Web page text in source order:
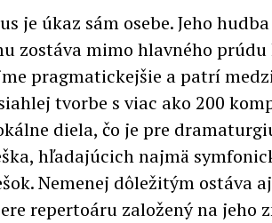
je úkaz sám osebe. Jeho
zostáva mimo hlavného
pragmatickejšie a patrí
tvorbe s viac ako 200
diela, čo je pre
hľadajúcich najmä
Nemenej dôležitým ostáva
repertoáru založený na jeho